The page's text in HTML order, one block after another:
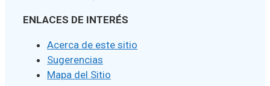
ENLACES DE INTERÉS
Acerca de este sitio
Sugerencias
Mapa del Sitio